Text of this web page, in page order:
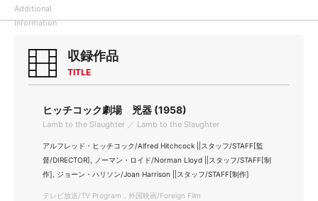
Additional
Information
収録作品
TITLE
ヒッチコック劇場 兇器 (1958)
Lamb to the Slaughter ／ Lamb to the Slaughter
アルフレッド・ヒッチコック/Alfred Hitchcock ||スタッフ/STAFF[監
督/DIRECTOR], ノーマン・ロイド/Norman Lloyd ||スタッフ/STAFF[制
作], ジョーン・ハリソン/Joan Harrison ||スタッフ/STAFF[制作]
テレビ放送/TV Program，外国映画/Foreign Film